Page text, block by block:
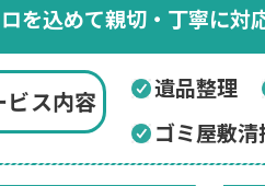
を込めて親切・丁寧に対
ビス内容 遺品整理
ゴミ屋敷清